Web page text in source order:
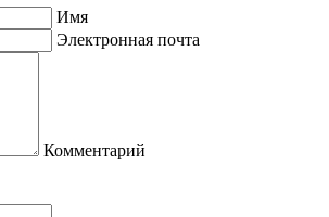
Имя
Электронная почта
Комментарий